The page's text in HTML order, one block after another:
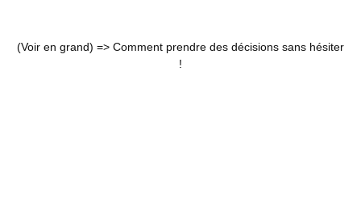
(Voir en grand) => Comment prendre des décisions sans hésiter
!